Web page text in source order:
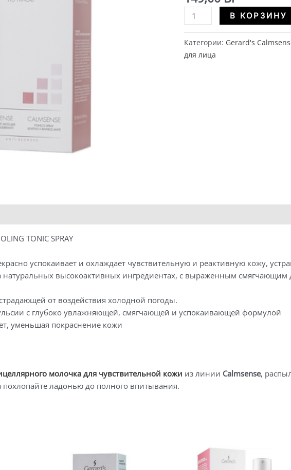
Количество
GERARD'S
Успокаивающий
В КОРЗИНУ
Категории: Gerard's
для лица
TONIC SPRAY
успокаивает и охлаждает чувствительную и реактивную кожу,
высокоактивных ингредиентах, с выраженным смягчающим
от воздействия холодной погоды.
с глубоко увлажняющей, смягчающей и успокаивающей формулой
уменьшая покраснение кожи
молочка для чувствительной кожи из линии Calmsense,
похлопайте ладонью до полного впитывания.